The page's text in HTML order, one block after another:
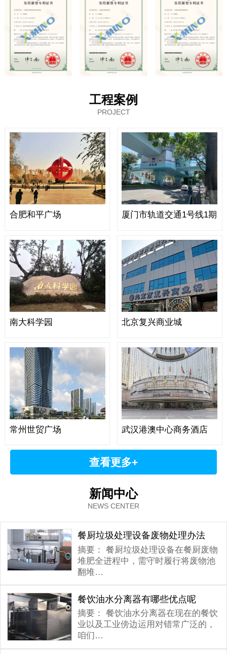
工程案例
PROJECT
合肥和平广场 厦门市轨道交通1号线1期
南大科学园 北京复兴商业城
常州世贸广场 武汉港澳中心商务酒店
查看更多+
新闻中心
NEWS CENTER
餐厨垃圾处理设备废物处理办法
摘要：
餐厨垃圾处理设备在餐厨废物
堆肥全进程中，需守时履行将废物池
翻堆…
餐饮油水分离器有哪些优点呢
摘要：
餐饮油水分离器在现在的餐饮
业以及工业傍边运用对错常广泛的，
咱们…